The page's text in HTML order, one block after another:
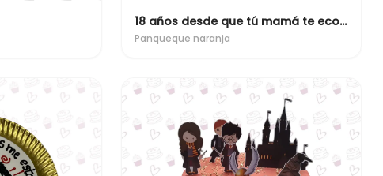
18 años desde que tú mamá te econtro en la basura
Panqueque naranja